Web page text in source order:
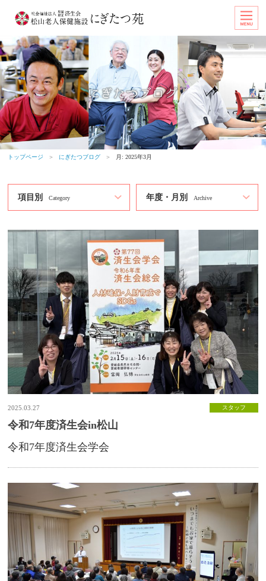
トップページ ＞ にぎたつブログ ＞ 月: 2025年3月
項目別 Category 年度・月別 Archive
2025.03.27 スタッフ
令和7年度済生会in松山
令和7年度済生会学会